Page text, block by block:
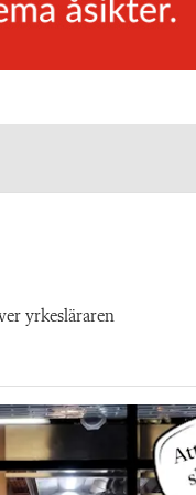
yrkesläraren